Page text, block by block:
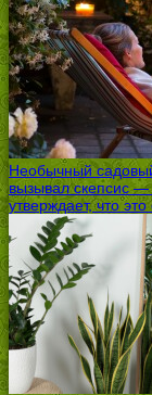
Необычный
вызывал скепсис —
утверждает, что